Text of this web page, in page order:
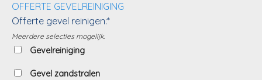
OFFERTE GEVELREINIGING
Offerte gevel reinigen:*
Meerdere selecties mogelijk.
Gevelreiniging
Gevel zandstralen